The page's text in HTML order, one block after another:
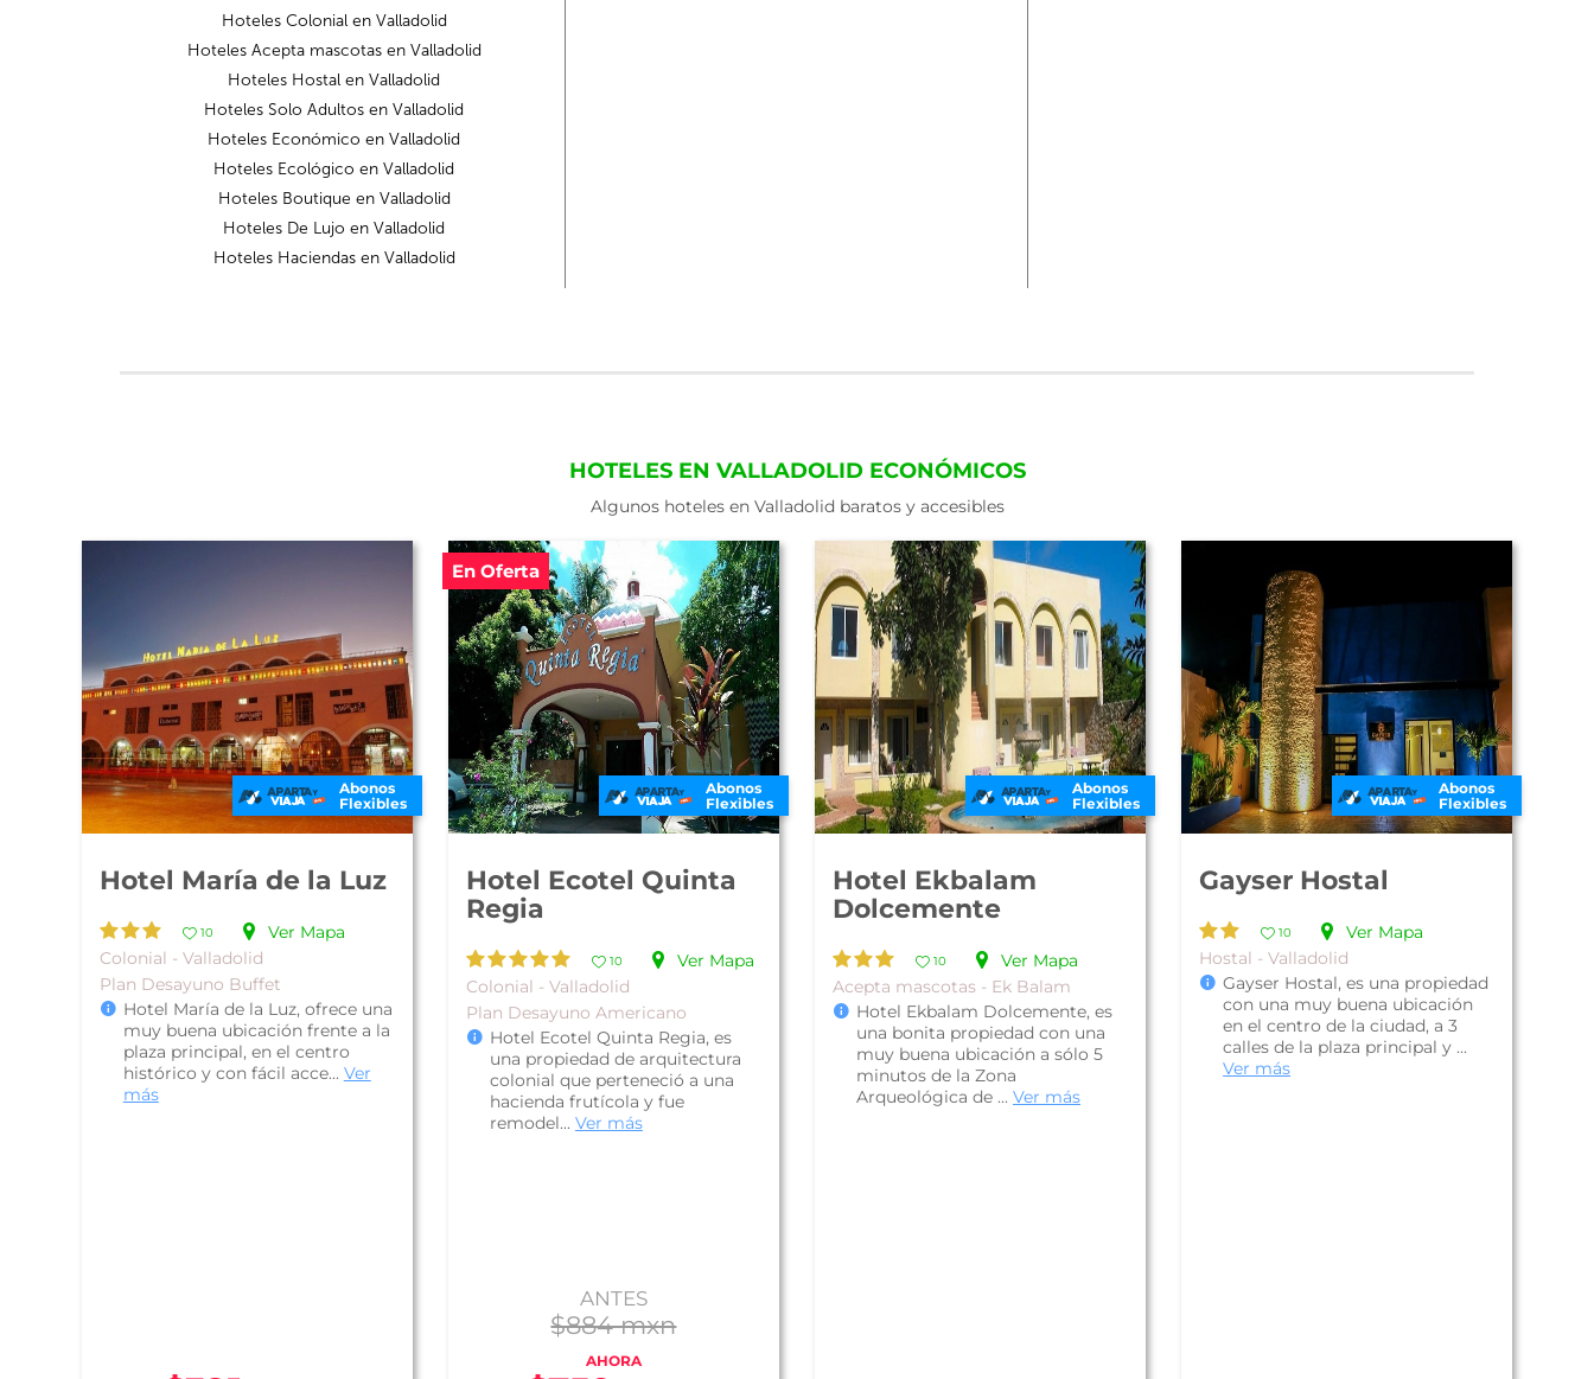
Hoteles Colonial en Valladolid
Hoteles Acepta mascotas en Valladolid
Hoteles Hostal en Valladolid
Hoteles Solo Adultos en Valladolid
Hoteles Económico en Valladolid
Hoteles Ecológico en Valladolid
Hoteles Boutique en Valladolid
Hoteles De Lujo en Valladolid
Hoteles Haciendas en Valladolid
HOTELES EN VALLADOLID ECONÓMICOS
Algunos hoteles en Valladolid baratos y accesibles
Abonos
Flexibles
Hotel María de la Luz
10
Ver Mapa
Colonial - Valladolid
Plan Desayuno Buffet
Hotel María de la Luz, ofrece una
muy buena ubicación frente a la
plaza principal, en el centro
histórico y con fácil acce... Ver
más
En Oferta
Abonos
Flexibles
Hotel Ecotel Quinta
Regia
10
Ver Mapa
Colonial - Valladolid
Plan Desayuno Americano
Hotel Ecotel Quinta Regia, es
una propiedad de arquitectura
colonial que perteneció a una
hacienda frutícola y fue
remodel... Ver más
ANTES
$884 mxn
AHORA
Abonos
Flexibles
Hotel Ekbalam
Dolcemente
10
Ver Mapa
Acepta mascotas - Ek Balam
Hotel Ekbalam Dolcemente, es
una bonita propiedad con una
muy buena ubicación a sólo 5
minutos de la Zona
Arqueológica de ... Ver más
Abonos
Flexibles
Gayser Hostal
10
Ver Mapa
Hostal - Valladolid
Gayser Hostal, es una propiedad
con una muy buena ubicación
en el centro de la ciudad, a 3
calles de la plaza principal y ...
Ver más